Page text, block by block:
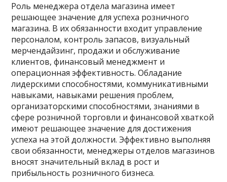
Роль менеджера отдела магазина имеет
решающее значение для успеха розничного
магазина. В их обязанности входит управление
персоналом, контроль запасов, визуальный
мерчендайзинг, продажи и обслуживание
клиентов, финансовый менеджмент и
операционная эффективность. Обладание
лидерскими способностями, коммуникативными
навыками, навыками решения проблем,
организаторскими способностями, знаниями в
сфере розничной торговли и финансовой хваткой
имеют решающее значение для достижения
успеха на этой должности. Эффективно выполняя
свои обязанности, менеджеры отделов магазинов
вносят значительный вклад в рост и
прибыльность розничного бизнеса.